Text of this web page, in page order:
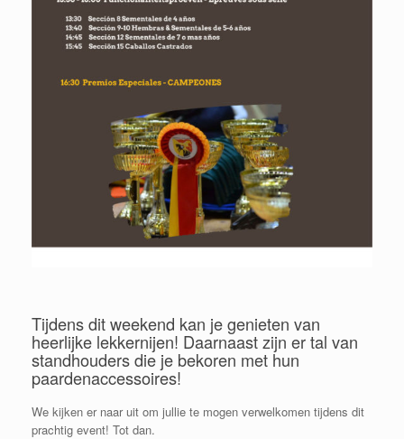
Tijdens dit weekend kan je genieten van
heerlijke lekkernijen! Daarnaast zijn er tal van
standhouders die je bekoren met hun
paardenaccessoires!
We kijken er naar uit om jullie te mogen verwelkomen tijdens dit
prachtig event! Tot dan.